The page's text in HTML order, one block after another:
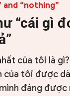
and “nothing”
“cái gì
của tôi là
của tôi được
đáng được